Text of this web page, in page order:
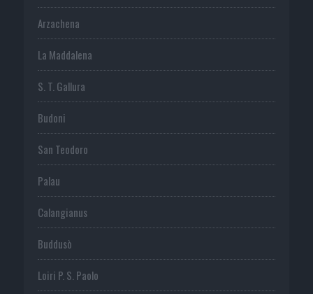
Arzachena
La Maddalena
S. T. Gallura
Budoni
San Teodoro
Palau
Calangianus
Buddusò
Loiri P. S. Paolo